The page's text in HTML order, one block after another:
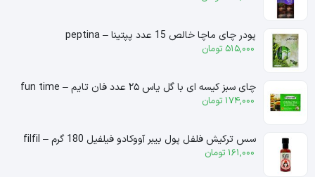
پودر چای ماچا خالص 15 عدد پپتینا – peptina
515,000 تومان
چای سبز کیسه ای با گل یاس ۲۵ عدد فان تایم – fun time
174,000 تومان
سس ترکیش فلفل پول بیبر آووکادو فیلفیل 180 گرم – filfil
161,000 تومان